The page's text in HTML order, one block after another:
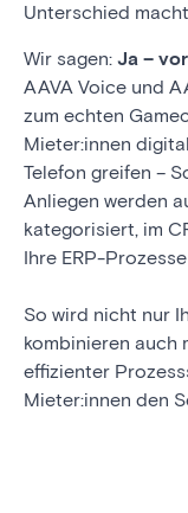
Unterschied
Wir sagen: Ja –
AAVA Voice und
zum echten
Mieter:innen
Telefon greifen –
Anliegen werden
kategorisiert, im
Ihre ERP-
So wird nicht nur
kombinieren auch
effizienter
Mieter:innen den